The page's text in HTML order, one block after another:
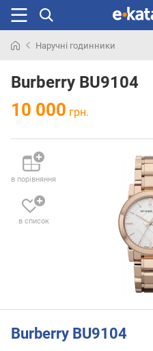
раніше
Наручні годинники
Burberry BU9104
10 000 грн.
в порівняння
в список
Burberry BU9104